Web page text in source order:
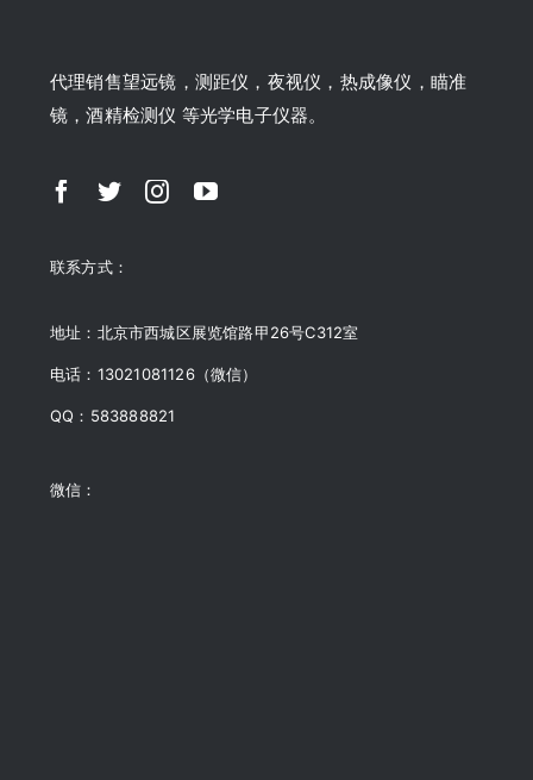
代理销售望远镜，测距仪，夜视仪，热成像仪，瞄准
镜，酒精检测仪 等光学电子仪器。
联系方式：
地址：北京市西城区展览馆路甲26号C312室
电话：13021081126（微信）
QQ：583888821
微信：